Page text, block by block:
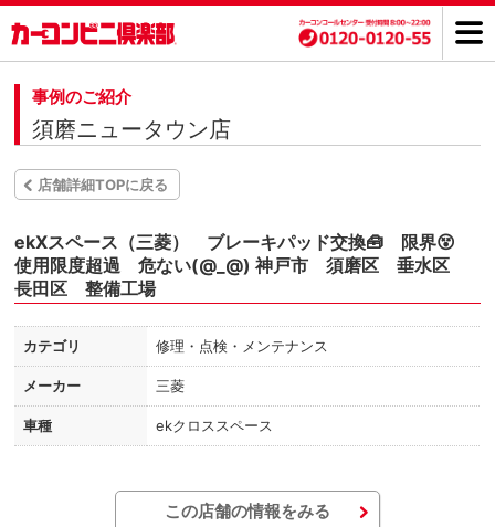
事例のご紹介
須磨ニュータウン店
店舗詳細TOPに戻る
ekXスペース（三菱） ブレーキパッド交換🧰 限界😵
使用限度超過 危ない(@_@) 神戸市 須磨区 垂水区
長田区 整備工場
カテゴリ 修理・点検・メンテナンス
メーカー 三菱
車種 ekクロススペース
この店舗の情報をみる